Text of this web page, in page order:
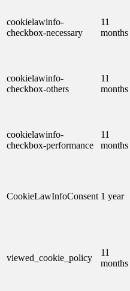
cookielawinfo-
checkbox-necessary
11
months
cookielawinfo-
checkbox-others
11
months
cookielawinfo-
checkbox-performance
11
months
CookieLawInfoConsent 1 year
viewed_cookie_policy
11
months